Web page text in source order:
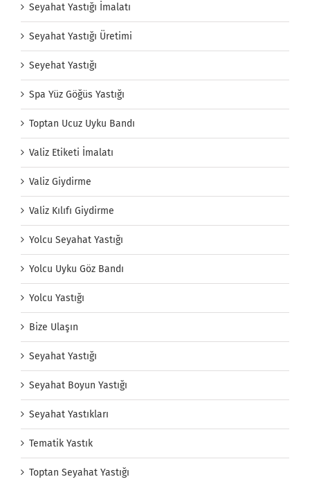
Seyahat Yastığı İmalatı
Seyahat Yastığı Üretimi
Seyehat Yastığı
Spa Yüz Göğüs Yastığı
Toptan Ucuz Uyku Bandı
Valiz Etiketi İmalatı
Valiz Giydirme
Valiz Kılıfı Giydirme
Yolcu Seyahat Yastığı
Yolcu Uyku Göz Bandı
Yolcu Yastığı
Bize Ulaşın
Seyahat Yastığı
Seyahat Boyun Yastığı
Seyahat Yastıkları
Tematik Yastık
Toptan Seyahat Yastığı